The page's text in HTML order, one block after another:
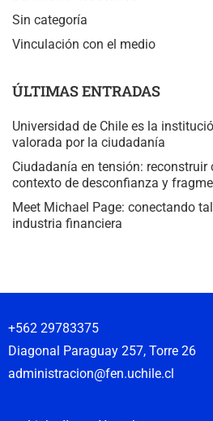
Sin categoría
Vinculación con el medio
ÚLTIMAS ENTRADAS
Universidad de Chile es la
valorada por la ciudadanía
Ciudadanía en tensión: reconstruir
contexto de desconfianza y
Meet Michael Page: conectando
industria financiera
+562 29783375
Diagonal Paraguay 257, Torre 26
administracion@fen.uchile.cl